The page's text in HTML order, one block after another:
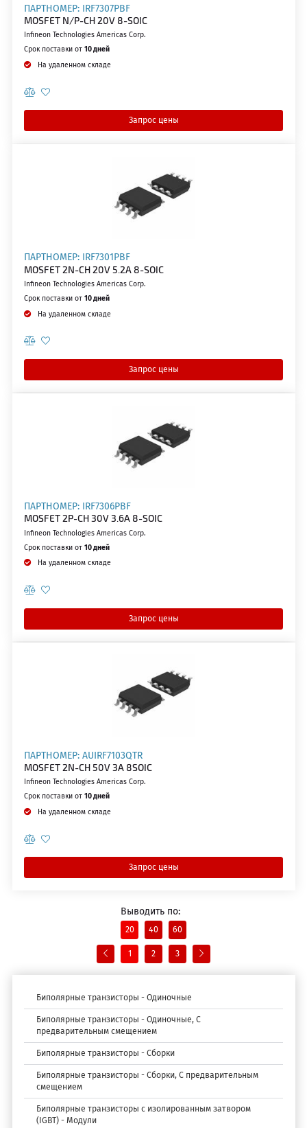
ПАРТНОМЕР: IRF7307PBF
MOSFET N/P-CH 20V 8-SOIC
Infineon Technologies Americas Corp.
Срок поставки от 10 дней
На удаленном складе
Запрос цены
ПАРТНОМЕР: IRF7301PBF
MOSFET 2N-CH 20V 5.2A 8-SOIC
Infineon Technologies Americas Corp.
Срок поставки от 10 дней
На удаленном складе
Запрос цены
ПАРТНОМЕР: IRF7306PBF
MOSFET 2P-CH 30V 3.6A 8-SOIC
Infineon Technologies Americas Corp.
Срок поставки от 10 дней
На удаленном складе
Запрос цены
ПАРТНОМЕР: AUIRF7103QTR
MOSFET 2N-CH 50V 3A 8SOIC
Infineon Technologies Americas Corp.
Срок поставки от 10 дней
На удаленном складе
Запрос цены
Выводить по:
20 40 60
1 2 3
Биполярные транзисторы - Одиночные
Биполярные транзисторы - Одиночные, С
предварительным смещением
Биполярные транзисторы - Сборки
Биполярные транзисторы - Сборки, С предварительным
смещением
Биполярные транзисторы с изолированным затвором
(IGBT) - Модули